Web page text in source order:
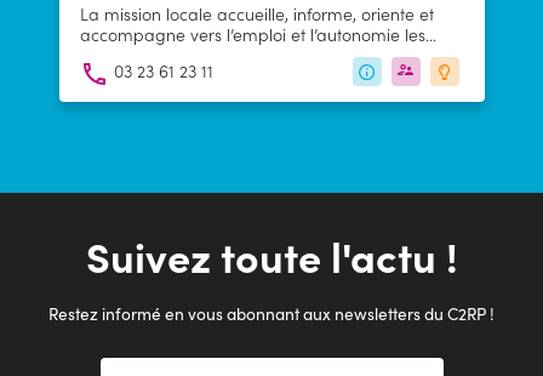
La mission locale accueille, informe, oriente et
accompagne vers l’emploi et l’autonomie les
jeunes de 16 à 25 ans sortis du système scolaire
ou universitaire, inscrits ou non à Pôle emploi.
03 23 61 23 11
Suivez toute l'actu !
Restez informé en vous abonnant aux newsletters du C2RP !